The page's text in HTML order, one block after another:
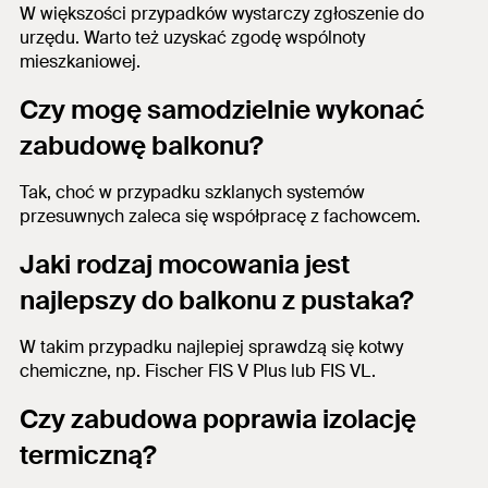
W większości przypadków wystarczy zgłoszenie do
urzędu. Warto też uzyskać zgodę wspólnoty
mieszkaniowej.
Czy mogę samodzielnie wykonać
zabudowę balkonu?
Tak, choć w przypadku szklanych systemów
przesuwnych zaleca się współpracę z fachowcem.
Jaki rodzaj mocowania jest
najlepszy do balkonu z pustaka?
W takim przypadku najlepiej sprawdzą się kotwy
chemiczne, np. Fischer FIS V Plus lub FIS VL.
Czy zabudowa poprawia izolację
termiczną?